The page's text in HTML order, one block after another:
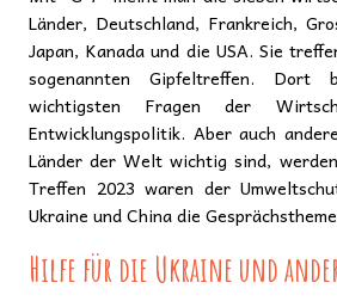
Länder, Deutschland, Frankreich,
Japan, Kanada und die USA. Sie
sogenannten Gipfeltreffen. Dort
wichtigsten Fragen der
Entwicklungspolitik. Aber auch
Länder der Welt wichtig sind,
Treffen 2023 waren der
Ukraine und China die
Hilfe für die Ukraine und